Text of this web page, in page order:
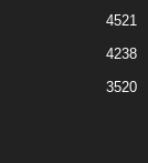
4521
4238
3520